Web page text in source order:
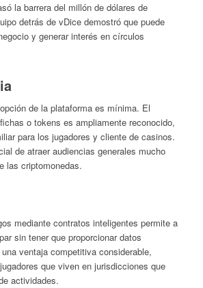
la barrera del millón de dólares de
detrás de vDice demostró que puede
y generar interés en círculos
de la plataforma es mínima. El
o tokens es ampliamente reconocido,
para los jugadores y cliente de casinos.
de atraer audiencias generales mucho
las criptomonedas.
mediante contratos inteligentes permite a
sin tener que proporcionar datos
ventaja competitiva considerable,
que viven en jurisdicciones que
actividades.